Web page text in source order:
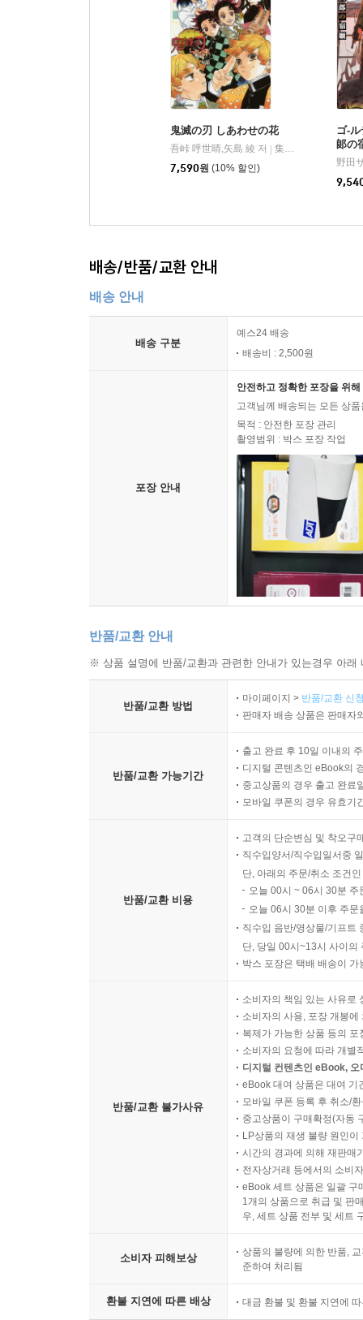
鬼滅の刃 しあわせの花
吾峠 呼世晴,矢島 綾 저
集英社
7,590원 (10% 할인)
ゴ-
郞の
野田
배송/반품/교환 안내
배송 안내
배송 구분
예스24 배송
배송비 : 2,500원
포장 안내
안전하고 정확한 포장을 위
고객님께 배송되는 모든 상
목적 : 안전한 포장 관리
촬영범위 : 박스 포장 작업
반품/교환 안내
※ 상품 설명에 반품/교환과 관련한 안내가 있는경우 아
반품/교환 방법
마이페이지 > 반품/교환 신
판매자 배송 상품은 판매자
반품/교환 가능기간
출고 완료 후 10일 이내의
디지털 콘텐츠인 eBook의
중고상품의 경우 출고 완료
모바일 쿠폰의 경우 유효기
반품/교환 비용
고객의 단순변심 및 착오구
직수입양서/직수입일서중
단, 아래의 주문/취소 조건
오늘 00시 ~ 06시 30분
오늘 06시 30분 이후 주
직수입 음반/영상물/기프트
단, 당일 00시~13시 사이의
박스 포장은 택배 배송이
반품/교환 불가사유
소비자의 책임 있는 사유로
소비자의 사용, 포장 개봉
복제가 가능한 상품 등의
소비자의 요청에 따라 개별
디지털 컨텐츠인 eBook,
eBook 대여 상품은 대여 기
모바일 쿠폰 등록 후 취소/
중고상품이 구매확정(자동
LP상품의 재생 불량 원인
시간의 경과에 의해 재판매
전자상거래 등에서의 소비
eBook 세트 상품은 일괄 구
1개의 상품으로 취급 및 판
우, 세트 상품 전부 및 세트
소비자 피해보상
상품의 불량에 의한 반품,
준하여 처리됨
환불 지연에 따른 배상 대금 환불 및 환불 지연에